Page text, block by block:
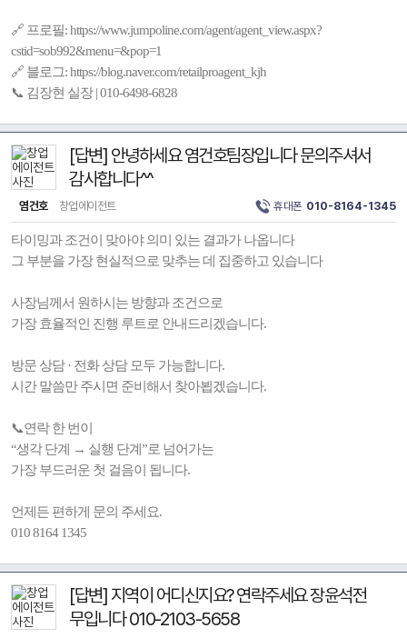
🔗 프로필: https://www.jumpoline.com/agent/agent_view.aspx?
cstid=sob992&menu=&pop=1
🔗 블로그: https://blog.naver.com/retailproagent_kjh
📞 김장현 실장 | 010-6498-6828
[답변] 안녕하세요 염건호팀장입니다 문의주셔서
감사합니다^^
염건호 창업에이전트 휴대폰 010-8164-1345
타이밍과 조건이 맞아야 의미 있는 결과가 나옵니다
그 부분을 가장 현실적으로 맞추는 데 집중하고 있습니다
사장님께서 원하시는 방향과 조건으로
가장 효율적인 진행 루트로 안내드리겠습니다.
방문 상담 · 전화 상담 모두 가능합니다.
시간 말씀만 주시면 준비해서 찾아뵙겠습니다.
📞연락 한 번이
“생각 단계 → 실행 단계”로 넘어가는
가장 부드러운 첫 걸음이 됩니다.
언제든 편하게 문의 주세요.
010 8164 1345
[답변] 지역이 어디신지요? 연락주세요 장윤석전
무입니다 010-2103-5658